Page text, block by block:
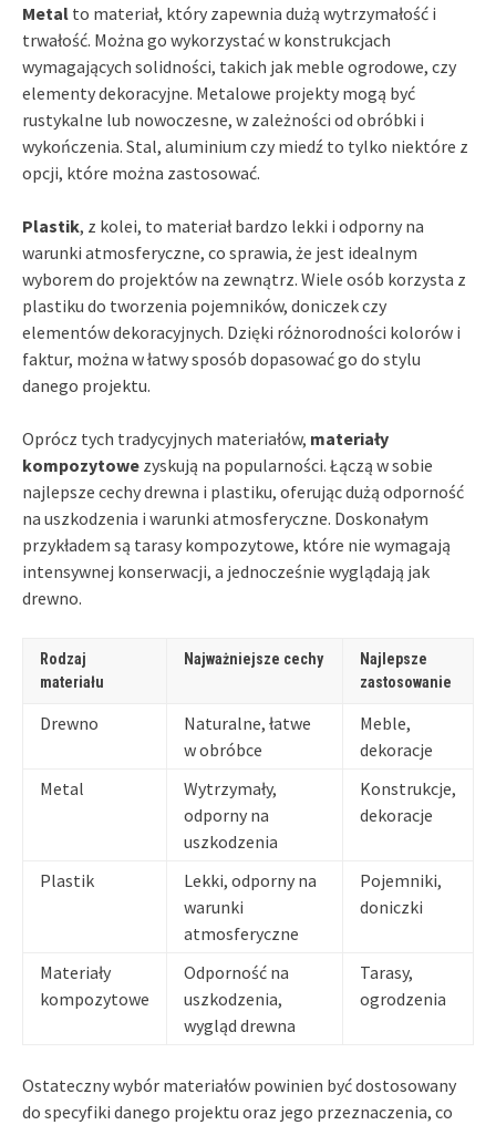
Metal to materiał, który zapewnia dużą wytrzymałość i
trwałość. Można go wykorzystać w konstrukcjach
wymagających solidności, takich jak meble ogrodowe, czy
elementy dekoracyjne. Metalowe projekty mogą być
rustykalne lub nowoczesne, w zależności od obróbki i
wykończenia. Stal, aluminium czy miedź to tylko niektóre z
opcji, które można zastosować.
Plastik, z kolei, to materiał bardzo lekki i odporny na
warunki atmosferyczne, co sprawia, że jest idealnym
wyborem do projektów na zewnątrz. Wiele osób korzysta z
plastiku do tworzenia pojemników, doniczek czy
elementów dekoracyjnych. Dzięki różnorodności kolorów i
faktur, można w łatwy sposób dopasować go do stylu
danego projektu.
Oprócz tych tradycyjnych materiałów, materiały
kompozytowe zyskują na popularności. Łączą w sobie
najlepsze cechy drewna i plastiku, oferując dużą odporność
na uszkodzenia i warunki atmosferyczne. Doskonałym
przykładem są tarasy kompozytowe, które nie wymagają
intensywnej konserwacji, a jednocześnie wyglądają jak
drewno.
Rodzaj
materiału
Najważniejsze cechy
Najlepsze
zastosowanie
Drewno
Naturalne, łatwe
w obróbce
Meble,
dekoracje
Metal
Wytrzymały,
odporny na
uszkodzenia
Konstrukcje,
dekoracje
Plastik
Lekki, odporny na
warunki
atmosferyczne
Pojemniki,
doniczki
Materiały
kompozytowe
Odporność na
uszkodzenia,
wygląd drewna
Tarasy,
ogrodzenia
Ostateczny wybór materiałów powinien być dostosowany
do specyfiki danego projektu oraz jego przeznaczenia, co